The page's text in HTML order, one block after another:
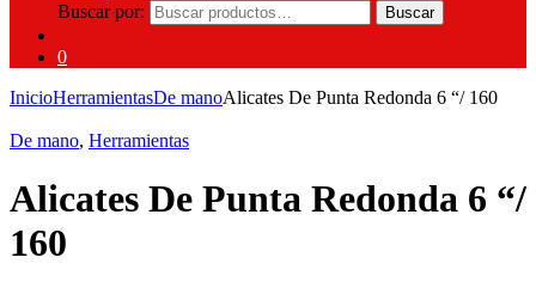
Buscar por:
Buscar
0
InicioHerramientasDe manoAlicates De Punta Redonda 6 “/ 160
De mano, Herramientas
Alicates De Punta Redonda 6 “/
160